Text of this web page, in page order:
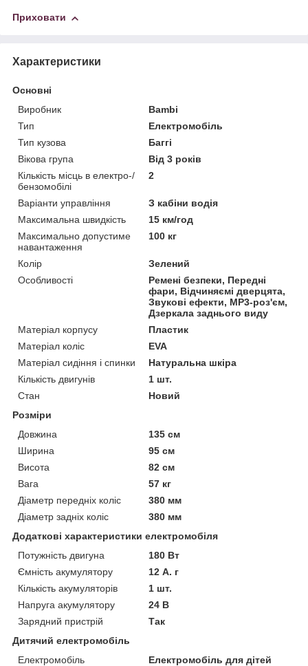
Приховати
Характеристики
Основні
Виробник
Bambi
Тип
Електромобіль
Тип кузова
Баггі
Вікова група
Від 3 років
Кількість місць в електро-/
бензомобілі
2
Варіанти управління
З кабіни водія
Максимальна швидкість
15 км/год
Максимально допустиме
навантаження
100 кг
Колір
Зелений
Особливості
Ремені безпеки, Передні
фари, Відчиняємі дверцята,
Звукові ефекти, MP3-роз'єм,
Дзеркала заднього виду
Матеріал корпусу
Пластик
Матеріал коліс
EVA
Матеріал сидіння і спинки
Натуральна шкіра
Кількість двигунів
1 шт.
Стан
Новий
Розміри
Довжина
135 см
Ширина
95 см
Висота
82 см
Вага
57 кг
Діаметр передніх коліс
380 мм
Діаметр задніх коліс
380 мм
Додаткові характеристики електромобіля
Потужність двигуна
180 Вт
Ємність акумулятору
12 А. г
Кількість акумуляторів
1 шт.
Напруга акумулятору
24 В
Зарядний пристрій
Так
Дитячий електромобіль
Електромобіль
Електромобіль для дітей